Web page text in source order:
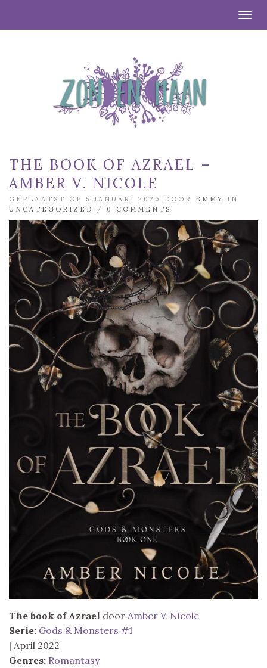
THE BOOK OF AZRAEL –
AMBER V. NICOLE
GEPLAATST OP 5 JANUARI 2026 DOOR EMMY
IN
UNCATEGORIZED
/ 0 COMMENTS
The book of Azrael door Amber V. Nicole
Serie: Gods & Monsters #1
| April 2022
Genres: Romantasy